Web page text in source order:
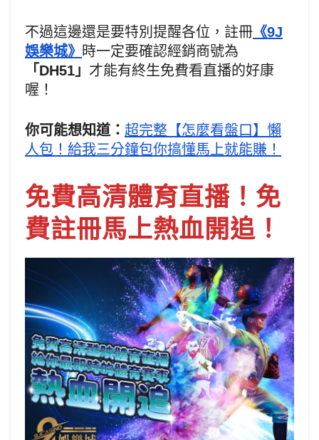
不過這邊還是要特別提醒各位，註冊 《9J
娛樂城》 時一定要確認經銷商號為
「DH51」 才能有終生免費看直播的好康
喔！
你可能想知道： 超完整【怎麼看盤口】懶
人包！給我三分鐘包你搞懂馬上就能賺！
免費高清體育直播！免
費註冊馬上熱血開追！